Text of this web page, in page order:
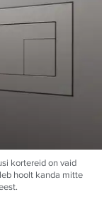
kortereid on vaid
hoolt kanda mitte